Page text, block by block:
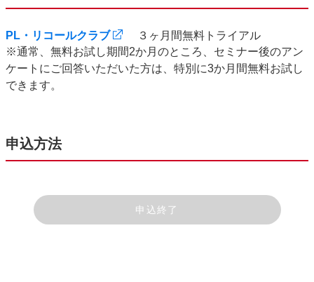
PL・リコールクラブ
３ヶ月間無料トライアル
※通常、無料お試し期間2か月のところ、セミナー後のアン
ケートにご回答いただいた方は、特別に3か月間無料お試し
できます。
申込方法
申込終了